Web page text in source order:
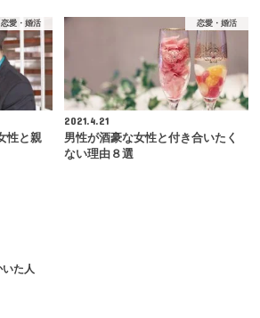
恋愛・婚活
性と親
恋愛・婚活
2021.4.21
男性が酒豪な女性と付き合いたく
ない理由８選
た人